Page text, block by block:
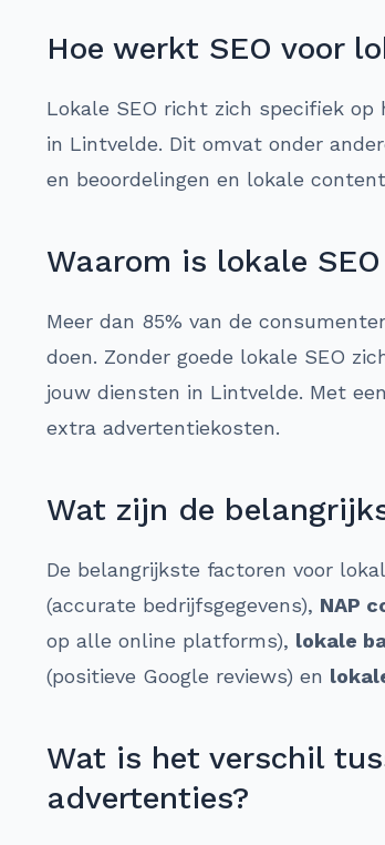
Hoe werkt SEO voor
Lokale SEO richt zich specifiek
in Lintvelde. Dit omvat onder
en beoordelingen en lokale
Waarom is lokale
Meer dan 85% van de
doen. Zonder goede lokale SEO
jouw diensten in Lintvelde. Met
extra advertentiekosten.
Wat zijn de
De belangrijkste factoren voor
(accurate bedrijfsgegevens), NAP
op alle online platforms), lokale
(positieve Google reviews) en
Wat is het verschil
advertenties?